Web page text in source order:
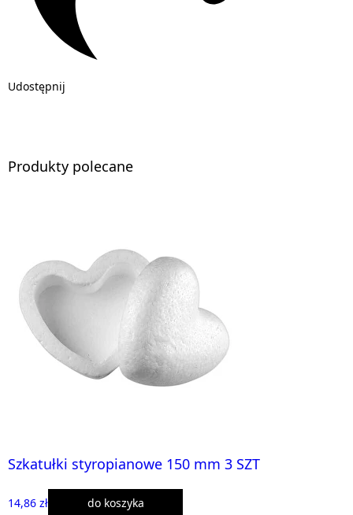
Udostępnij
Produkty polecane
Szkatułki styropianowe 150 mm 3 SZT
14,86 zł do koszyka